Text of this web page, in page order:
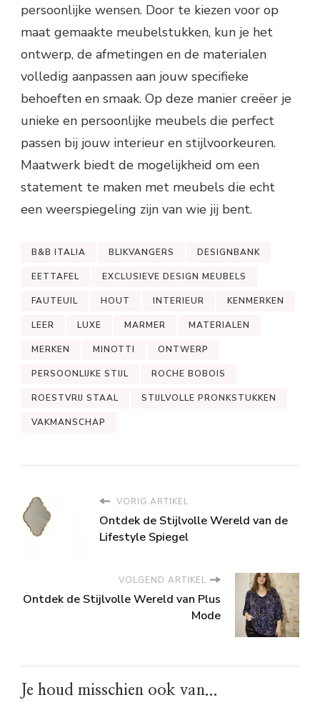
persoonlijke wensen. Door te kiezen voor op
maat gemaakte meubelstukken, kun je het
ontwerp, de afmetingen en de materialen
volledig aanpassen aan jouw specifieke
behoeften en smaak. Op deze manier creëer je
unieke en persoonlijke meubels die perfect
passen bij jouw interieur en stijlvoorkeuren.
Maatwerk biedt de mogelijkheid om een
statement te maken met meubels die echt
een weerspiegeling zijn van wie jij bent.
B&B ITALIA BLIKVANGERS DESIGNBANK
EETTAFEL EXCLUSIEVE DESIGN MEUBELS
FAUTEUIL HOUT INTERIEUR KENMERKEN
LEER LUXE MARMER MATERIALEN
MERKEN MINOTTI ONTWERP
PERSOONLIJKE STIJL ROCHE BOBOIS
ROESTVRIJ STAAL STIJLVOLLE PRONKSTUKKEN
VAKMANSCHAP
VORIG ARTIKEL
Ontdek de Stijlvolle Wereld van de
Lifestyle Spiegel
VOLGEND ARTIKEL
Ontdek de Stijlvolle Wereld van Plus
Mode
Je houd misschien ook van...